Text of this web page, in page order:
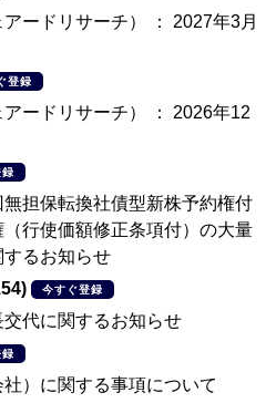
ードリサーチ） ： 2027年3月
登録
ードリサーチ） ： 2026年12
担保転換社債型新株予約権付
行使価額修正条項付）の大量
るお知らせ
今すぐ登録
代に関するお知らせ
）に関する事項について